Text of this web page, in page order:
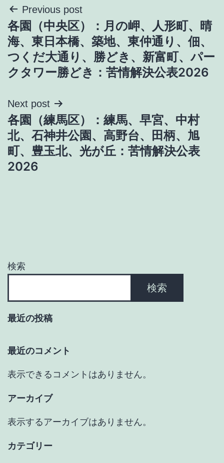
投
稿
ナ
ビ
ゲ
ー
シ
ョ
Previous post
各園（中央区）：月の岬、人形町、晴
海、東日本橋、築地、東仲通り、佃、
つくだ大通り、勝どき、新富町、パー
クタワー勝どき：苦情解決公表2026
Next post
各園（練馬区）：練馬、早宮、中村
北、石神井公園、高野台、田柄、旭
町、豊玉北、光が丘：苦情解決公表
2026
検索
検索
最近の投稿
最近のコメント
表示できるコメントはありません。
アーカイブ
表示するアーカイブはありません。
カテゴリー